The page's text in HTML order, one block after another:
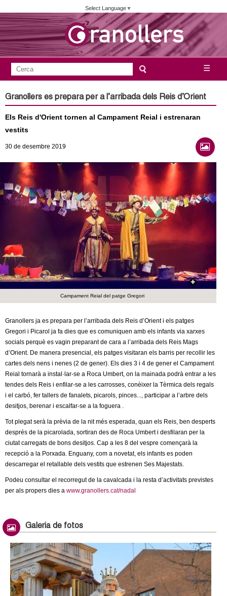
Vés
al
contingut
Select Language▼
u
n
m
t
d
e
G
a
n
e
s
☰
F
r
m
u
l
a
i
d
e
r
c
a
e
r
c
a
Granollers es prepara per a l’arribada dels Reis d’Orient
Els Reis d'Orient tornen al Campament Reial i estrenaran
vestits
30 de desembre 2019
Campament Reial del patge Gregori
Granollers ja es prepara per l’arribada dels Reis d’Orient i els patges
Gregori i Picarol ja fa dies que es comuniquen amb els infants via xarxes
socials perquè es vagin preparant de cara a l’arribada dels Reis Mags
d’Orient. De manera presencial, els patges visitaran els barris per recollir les
cartes dels nens i nenes (2 de gener). Els dies 3 i 4 de gener el Campament
Reial tornarà a instal·lar-se a Roca Umbert, on la mainada podrà entrar a les
tendes dels Reis i enfilar-se a les carrosses, conèixer la Tèrmica dels regals
i el carbó, fer tallers de fanalets, picarols, pinces..., participar a l’arbre dels
desitjos, berenar i escalfar-se a la foguera .
Tot plegat serà la prèvia de la nit més esperada, quan els Reis, ben desperts
després de la picarolada, sortiran des de Roca Umbert i desfilaran per la
ciutat carregats de bons desitjos. Cap a les 8 del vespre començarà la
recepció a la Porxada. Enguany, com a novetat, els infants es poden
descarregar el retallable dels vestits que estrenen Ses Majestats.
Podeu consultar el recorregut de la cavalcada i la resta d’activitats previstes
per als propers dies a www.granollers.cat/nadal
Galeria de fotos